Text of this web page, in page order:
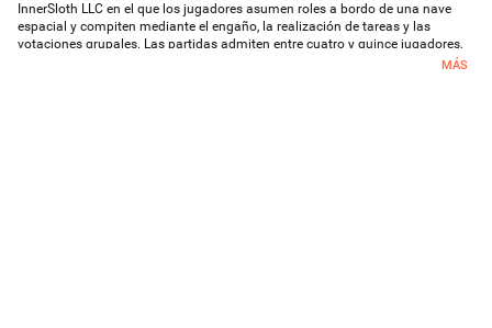
InnerSloth LLC en el que los jugadores asumen roles a bordo de una nave
espacial y compiten mediante el engaño, la realización de tareas y las
votaciones grupales. Las partidas admiten entre cuatro y quince jugadores,
MÁS